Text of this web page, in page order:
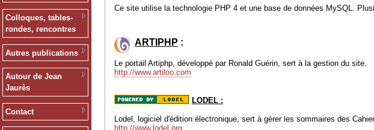
Colloques, tables-
rondes, rencontres
Autres publications
Autour de Jean
Jaurès
Contact
Ce site utilise la technologie PHP 4 et une base de données MySQL.
ARTIPHP :
Le portail Artiphp, développé par Ronald Guérin, sert à la gestion du site.
http://www.artiloo.com
LODEL :
Lodel, logiciel d'édition électronique, sert à gérer les sommaires des
http://www.lodel.org